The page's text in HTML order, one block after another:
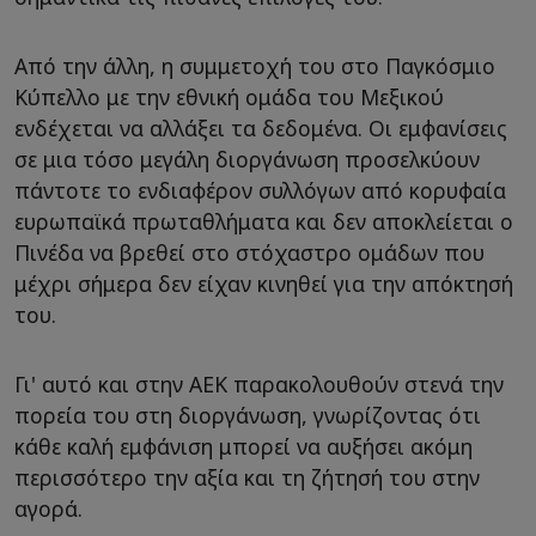
Από την άλλη, η συμμετοχή του στο Παγκόσμιο
Κύπελλο με την εθνική ομάδα του Μεξικού
ενδέχεται να αλλάξει τα δεδομένα. Οι εμφανίσεις
σε μια τόσο μεγάλη διοργάνωση προσελκύουν
πάντοτε το ενδιαφέρον συλλόγων από κορυφαία
ευρωπαϊκά πρωταθλήματα και δεν αποκλείεται ο
Πινέδα να βρεθεί στο στόχαστρο ομάδων που
μέχρι σήμερα δεν είχαν κινηθεί για την απόκτησή
του.
Γι' αυτό και στην ΑΕΚ παρακολουθούν στενά την
πορεία του στη διοργάνωση, γνωρίζοντας ότι
κάθε καλή εμφάνιση μπορεί να αυξήσει ακόμη
περισσότερο την αξία και τη ζήτησή του στην
αγορά.